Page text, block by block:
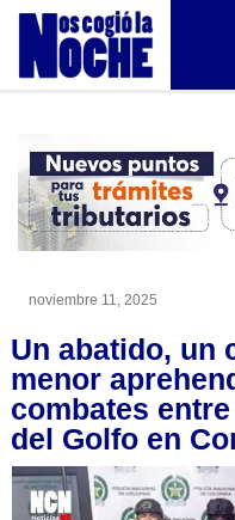
noviembre 11, 2025
Un abatido, un
menor
combates
del Golfo en